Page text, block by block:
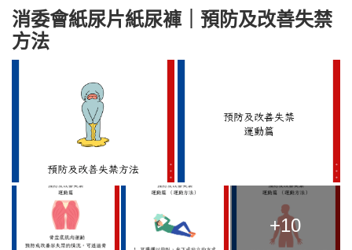
消委會紙尿片紙尿褲 ｜預防及改善失禁
方法
+10